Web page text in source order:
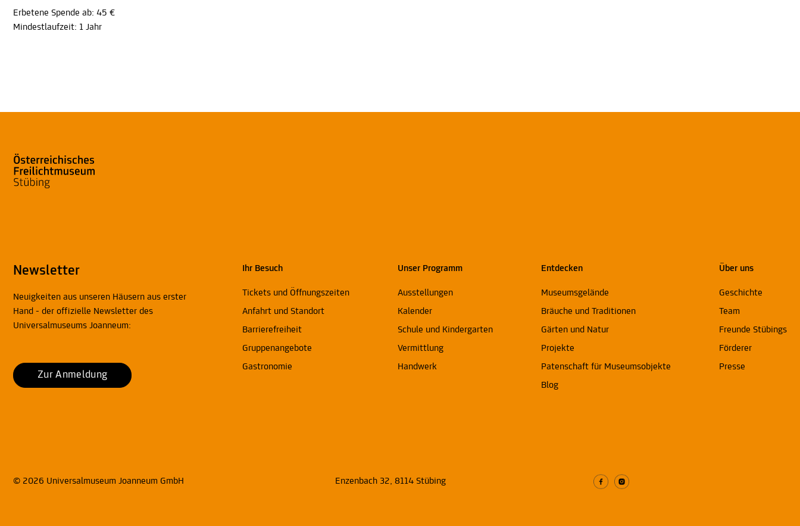
Erbetene Spende ab: 45 €
Mindestlaufzeit: 1 Jahr
Newsletter
Neuigkeiten aus unseren Häusern aus erster
Hand - der offizielle Newsletter des
Universalmuseums Joanneum:
Zur Anmeldung
Ihr Besuch
Tickets und Öffnungszeiten
Anfahrt und Standort
Barrierefreiheit
Gruppenangebote
Gastronomie
Unser Programm
Ausstellungen
Kalender
Schule und Kindergarten
Vermittlung
Handwerk
Entdecken
Museumsgelände
Bräuche und Traditionen
Gärten und Natur
Projekte
Patenschaft für Museumsobjekte
Blog
Über uns
Geschichte
Team
Freunde Stübings
Förderer
Presse
© 2026 Universalmuseum Joanneum GmbH Enzenbach 32, 8114 Stübing